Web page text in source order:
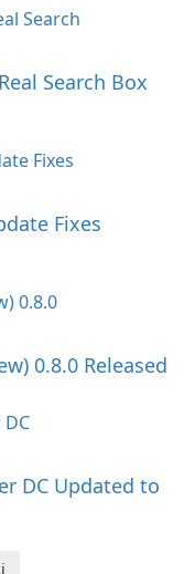
Search Box
Fixes
0.8.0 Released
DC Updated to